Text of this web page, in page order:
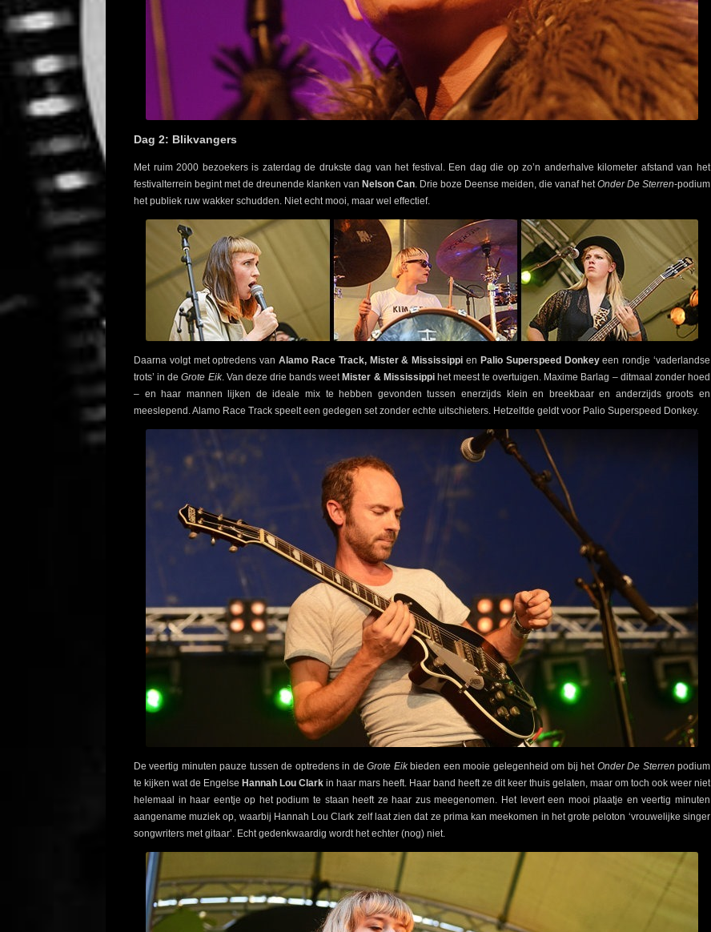
Dag 2: Blikvangers
Met ruim 2000 bezoekers is zaterdag de drukste dag van het festival. Een dag die op zo’n anderhalve kilometer afstand van het
festivalterrein begint met de dreunende klanken van Nelson Can. Drie boze Deense meiden, die vanaf hetOnder De Sterren-podium
het publiek ruw wakker schudden. Niet echt mooi, maar wel effectief.
Daarna volgt met optredens van Alamo Race Track, Mister & Mississippien Palio Superspeed Donkeyeen rondje ‘vaderlandse
trots’ in deGrote Eik. Van deze drie bands weet Mister & Mississippihet meest te overtuigen. Maxime Barlag – ditmaal zonder hoed
– en haar mannen lijken de ideale mix te hebben gevonden tussen enerzijds klein en breekbaar en anderzijds groots en
meeslepend. Alamo Race Track speelt een gedegen set zonder echte uitschieters. Hetzelfde geldt voor Palio Superspeed Donkey.
De veertig minuten pauze tussen de optredens in deGrote Eikbieden een mooie gelegenheid om bij het Onder De Sterren podium
te kijken wat de Engelse Hannah Lou Clark in haar mars heeft. Haar band heeft ze dit keer thuis gelaten, maar om toch ook weer niet
helemaal in haar eentje op het podium te staan heeft ze haar zus meegenomen. Het levert een mooi plaatje en veertig minuten
aangename muziek op, waarbij Hannah Lou Clark zelf laat zien dat ze prima kan meekomen in het grote peloton ‘vrouwelijke singer
songwriters met gitaar’. Echt gedenkwaardig wordt het echter (nog) niet.